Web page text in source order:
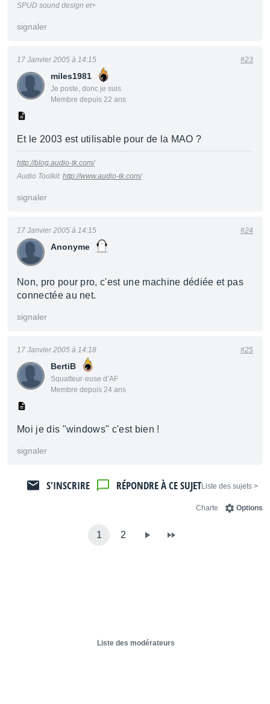
SPUD sound design et+
signaler
miles1981
Je poste, donc je suis
Membre depuis 22 ans
17 Janvier 2005 à 14:15 #23
Et le 2003 est utilisable pour de la MAO ?
http://blog.audio-tk.com/
Audio Toolkit: http://www.audio-tk.com/
signaler
Anonyme
17 Janvier 2005 à 14:15 #24
Non, pro pour pro, c'est une machine dédiée et pas
connectée au net.
signaler
BertiB
Squatteur·euse d’AF
Membre depuis 24 ans
17 Janvier 2005 à 14:18 #25
Moi je dis "windows" c'est bien !
signaler
< Liste des sujets
RÉPONDRE À CE SUJET
S'INSCRIRE
Options
Charte
1 2
Liste des modérateurs